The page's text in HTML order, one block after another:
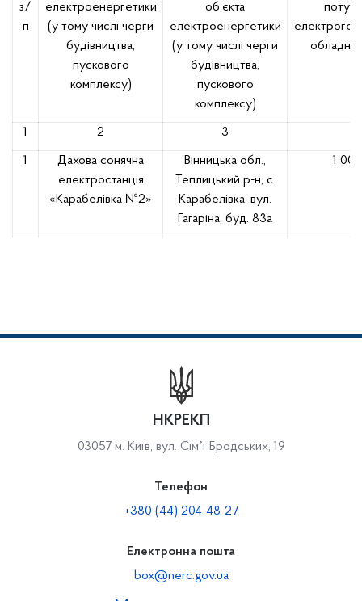
з/
п
електроенергетики
(у тому числі черги
будівництва,
пускового
комплексу)
об’єкта
електроенергетики
(у тому числі черги
будівництва,
пускового
комплексу)
1 2 3
1 Дахова сонячна
електростанція
«Карабелівка №2»
Вінницька обл.,
Теплицький р-н, с.
Карабелівка, вул.
Гагаріна, буд. 83а
1
НКРЕКП
03057 м. Київ, вул. Сімʼї Бродських, 19
Телефон
+380 (44) 204-48-27
Електронна пошта
box@nerc.gov.ua